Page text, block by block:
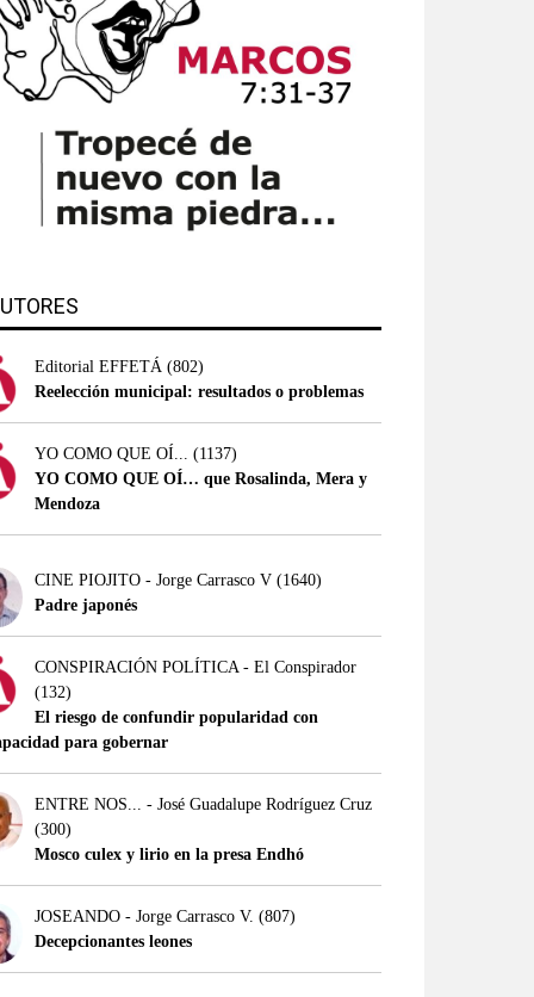
Editorial EFFETÁ (802)
Reelección municipal: resultados o problemas
YO COMO QUE OÍ... (1137)
YO COMO QUE OÍ… que Rosalinda, Mera y
Mendoza
CINE PIOJITO - Jorge Carrasco V (1640)
Padre japonés
CONSPIRACIÓN POLÍTICA - El Conspirador
(132)
El riesgo de confundir popularidad con
para gobernar
ENTRE NOS... - José Guadalupe Rodríguez Cruz
(300)
Mosco culex y lirio en la presa Endhó
JOSEANDO - Jorge Carrasco V. (807)
Decepcionantes leones